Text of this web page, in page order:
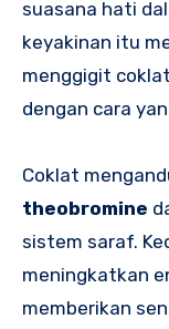
suasana hati
keyakinan itu
menggigit
dengan cara
Coklat
theobromine
sistem saraf.
meningkatkan
memberikan